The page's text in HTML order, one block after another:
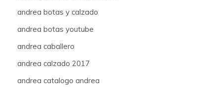
andrea botas y calzado
andrea botas youtube
andrea caballero
andrea calzado 2017
andrea catalogo andrea